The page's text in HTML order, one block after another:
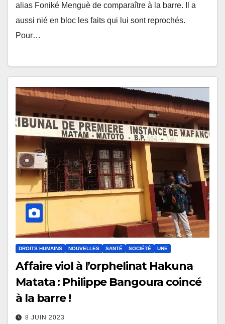
alias Foniké Menguè de comparaître à la barre. Il a
aussi nié en bloc les faits qui lui sont reprochés.
Pour…
DROITS HUMAINS NOUVELLES SANTÉ SOCIÉTÉ UNE
Affaire viol à l’orphelinat Hakuna
Matata : Philippe Bangoura coincé
à la barre !
8 JUIN 2023